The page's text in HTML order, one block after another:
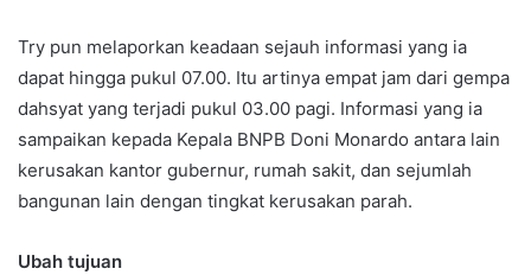
Try pun melaporkan keadaan sejauh informasi yang ia
dapat hingga pukul 07.00. Itu artinya empat jam dari gempa
dahsyat yang terjadi pukul 03.00 pagi. Informasi yang ia
sampaikan kepada Kepala BNPB Doni Monardo antara lain
kerusakan kantor gubernur, rumah sakit, dan sejumlah
bangunan lain dengan tingkat kerusakan parah.
Ubah tujuan